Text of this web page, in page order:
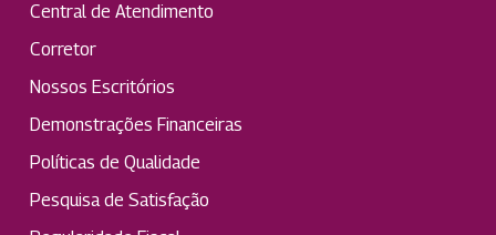
Central de Atendimento
Corretor
Nossos Escritórios
Demonstrações Financeiras
Políticas de Qualidade
Pesquisa de Satisfação